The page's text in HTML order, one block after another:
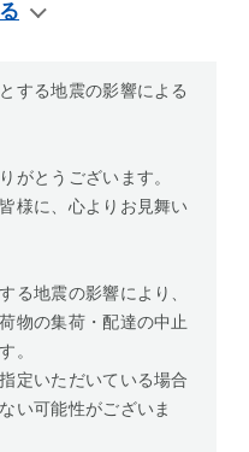
する地震の影響による
がとうございます。
様に、心よりお見舞い
る地震の影響により、
物の集荷・配達の中止
。
定いただいている場合
い可能性がございま